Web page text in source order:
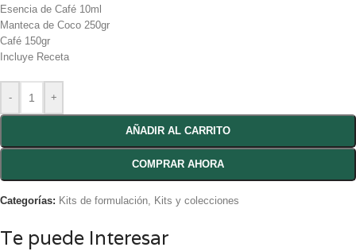
Esencia de Café 10ml
Manteca de Coco 250gr
Café 150gr
Incluye Receta
- +
AÑADIR AL CARRITO
COMPRAR AHORA
Categorías: Kits de formulación Kits y colecciones
Te puede Interesar